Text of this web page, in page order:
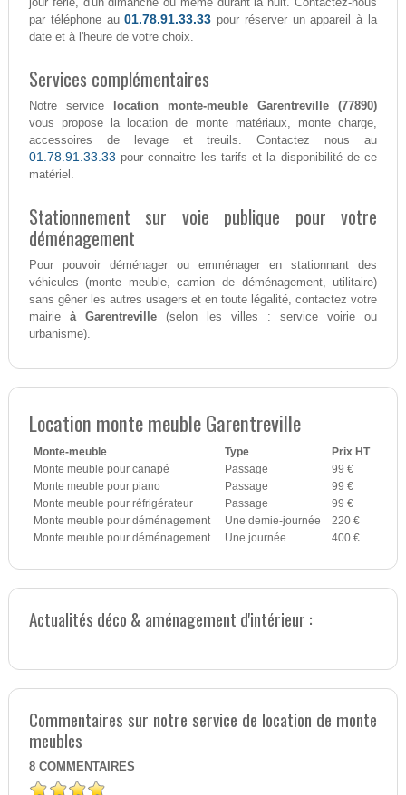
par téléphone au01.78.91.33.33 pour réserver un appareil à la
date et à l'heure de votre choix.
Services complémentaires
Notre service
location monte-meuble Garentreville (77890)
vous propose la location de monte matériaux, monte charge,
accessoires de levage et treuils. Contactez nous au
01.78.91.33.33 pour connaitre les tarifs et la disponibilité de ce
matériel.
Stationnement sur voie publique pour votre
déménagement
Pour pouvoir déménager ou emménager en stationnant des
véhicules (monte meuble, camion de déménagement, utilitaire)
sans gêner les autres usagers et en toute légalité, contactez votre
mairie à Garentreville(selon les villes : service voirie ou
urbanisme).
Location monte meuble Garentreville
Monte-meuble Type
Prix HT
Monte meuble pour canapé
Passage
99 €
Monte meuble pour piano
Passage
99 €
Monte meuble pour réfrigérateur
Passage
99 €
Monte meuble pour déménagement
Une demie-journée
220 €
Monte meuble pour déménagement
Une journée 400 €
Actualités déco & aménagement d'intérieur :
Commentaires sur notre service de location de monte
meubles
8 COMMENTAIRES